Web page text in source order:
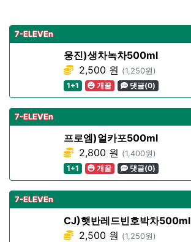
7-ELEVEn
웅진)생차녹차500ml
2,500 원 (1,250원)
1+1
개꿀 댓글(0)
7-ELEVEn
프로엠)얼카포500ml
2,800 원 (1,400원)
1+1
개꿀 댓글(0)
7-ELEVEn
CJ)햇반레드빈호박차500ml
2,500 원 (1,250원)